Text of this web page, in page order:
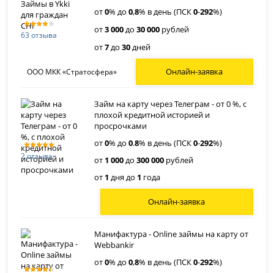
63 отзыва
от0% до0,8% в день (ПСК0-292%)
от3 000до30 000 рублей
от7до30дней
ООО МКК «Стратосфера» Онлайн-заявка
2 отзыва
Займ на карту через Телеграм - от 0 %, с
плохой кредитной историей и
просрочками
от0% до0.8% в день (ПСК0-292%)
от 1 000до300 000 рублей
от 1 дня до 1 года
Онлайн-заявка
Манифактура - Online займы на карту от
Webbankir
от0% до0,8% в день (ПСК0-292%)